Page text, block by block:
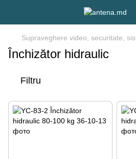
Supraveghere video, securitate,
Închizător hidraulic
Filtru